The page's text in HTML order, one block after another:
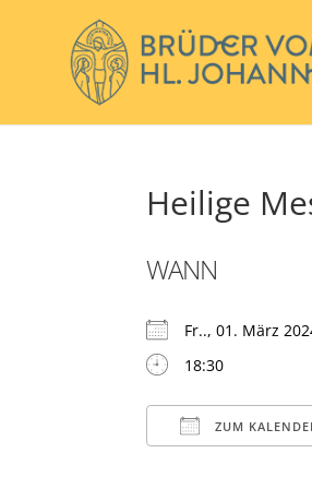
Heilige
WANN
Fr.., 01. März
18:30
ZUM